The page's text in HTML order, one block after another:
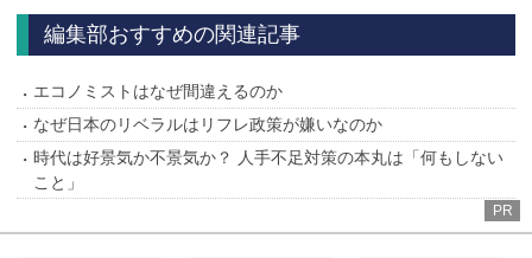
へ
へ
編集部おすすめの関連記事
エコノミストはなぜ間違えるのか
なぜ日本のリベラルはリフレ政策が嫌いなのか
時代は好景気か不景気か？ 人手不足対策の本丸は「何もしない
こと」
PR